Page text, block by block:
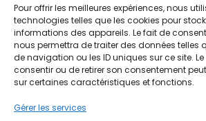
Pour offrir les meilleures expériences, nous
technologies telles que les cookies pour
informations des appareils. Le fait de
nous permettra de traiter des données telles
de navigation ou les ID uniques sur ce site.
consentir ou de retirer son consentement
sur certaines caractéristiques et fonctions.
Gérer les services
Liens Utiles
Aérodrome de Lognes
77185 LOGNES
contact@helico.org